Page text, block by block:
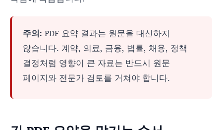
주의: PDF 요약 결과는 원문을 대신하지
않습니다. 계약, 의료, 금융, 법률, 채용, 정책
결정처럼 영향이 큰 자료는 반드시 원문
페이지와 전문가 검토를 거쳐야 합니다.